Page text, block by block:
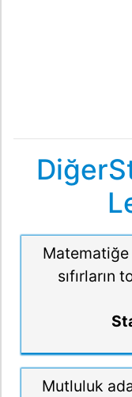
Matematiğe
sıfırların
Mutluluk